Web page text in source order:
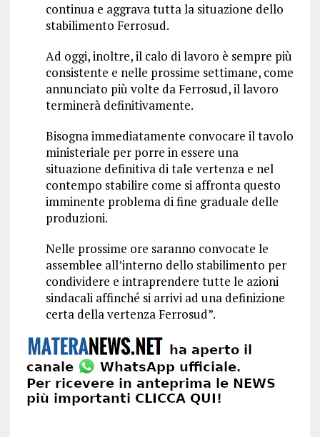
continua e aggrava tutta la situazione dello
stabilimento Ferrosud.
Ad oggi, inoltre, il calo di lavoro è sempre più
consistente e nelle prossime settimane, come
annunciato più volte da Ferrosud, il lavoro
terminerà definitivamente.
Bisogna immediatamente convocare il tavolo
ministeriale per porre in essere una
situazione definitiva di tale vertenza e nel
contempo stabilire come si affronta questo
imminente problema di fine graduale delle
produzioni.
Nelle prossime ore saranno convocate le
assemblee all’interno dello stabilimento per
condividere e intraprendere tutte le azioni
sindacali affinché si arrivi ad una definizione
certa della vertenza Ferrosud”.